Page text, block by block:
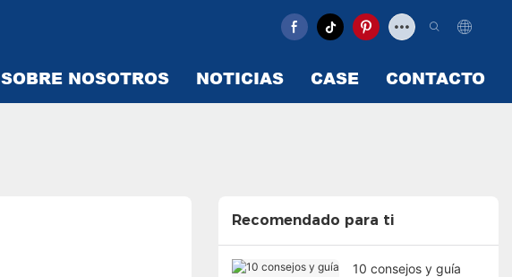
SOBRE NOSOTROS NOTICIAS CASE CONTACTO
Recomendado para ti
10 consejos y guía